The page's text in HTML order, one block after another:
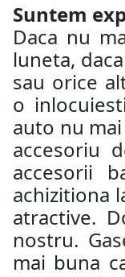
Suntem
Daca nu
luneta,
sau orice
o
auto nu
accesoriu
accesorii
achizitiona
atractive.
nostru.
mai buna